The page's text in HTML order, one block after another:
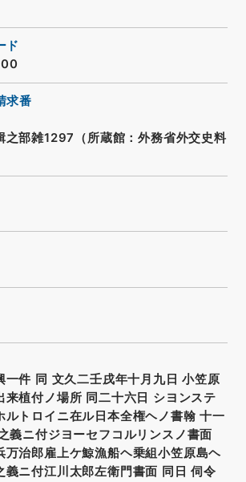
ド
求番
之部雑1297（所蔵館：外務省外交史料
一件 同 文久二壬戌年十月九日 小笠原
来植付ノ場所 同二十六日 シヨンステ
ルトロイニ在ル日本全権ヘノ書翰 十一
義ニ付ジヨーセフコルリンスノ書面
万治郎雇上ケ鯨漁船ヘ乗組小笠原島ヘ
義ニ付江川太郎左衛門書面 同日 伺令